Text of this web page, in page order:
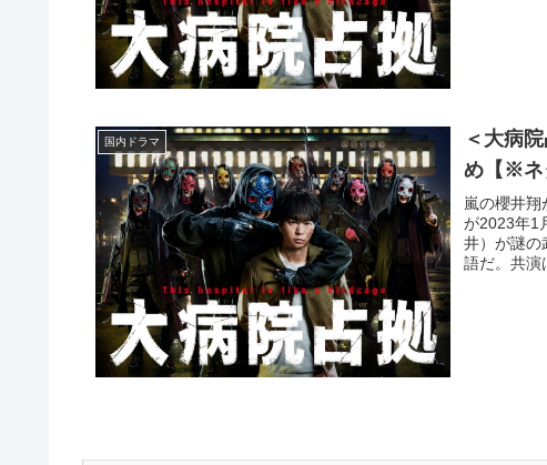
国内ドラマ
＜大病
め【※ネ
嵐の櫻井翔
が2023年1
井）が謎の
語だ。共演